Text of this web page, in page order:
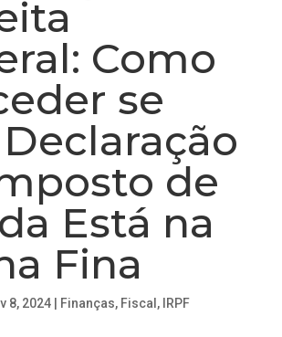
Como
se
de
Está na
Fina
8, 2024| Finanças, Fiscal , IRPF